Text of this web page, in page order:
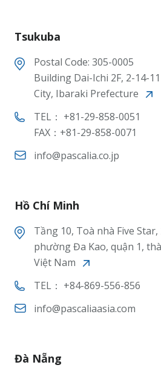
Tsukuba
Postal Code: 305-0005
Building Dai-Ichi 2F, 2-14-
City, Ibaraki Prefecture
TEL： +81-29-858-0051
FAX：+81-29-858-0071
info@pascalia.co.jp
Hồ Chí Minh
Tầng 10, Toà nhà Five
phường Đa Kao, quận 1,
Việt Nam
TEL： +84-869-556-856
info@pascaliaasia.com
Đà Nẵng